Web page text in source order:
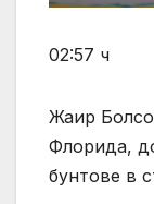
02:57 ч
Жаир
Флорида,
бунтове в